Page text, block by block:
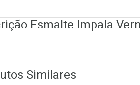
Esmalte Impala
Similares